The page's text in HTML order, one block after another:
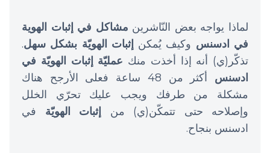
لماذا يواجه بعض النّاشرين مشاكل في إثبات الهوية
في ادسنس وكيف يُمكن إثبات الهويّة بشكل سهل.
تذكّر(ي) أنه إذا أخذت منك عمليّة إثبات الهويّة في
ادسنس
أكثر من 48 ساعة فعلى الأرجح هناك
مشكلة من طرفك ويجب عليك تحرّي الخلل
وإصلاحه حتى تتمكّن(ي) من
إثبات الهويّة في
ادسنس بنجاح.